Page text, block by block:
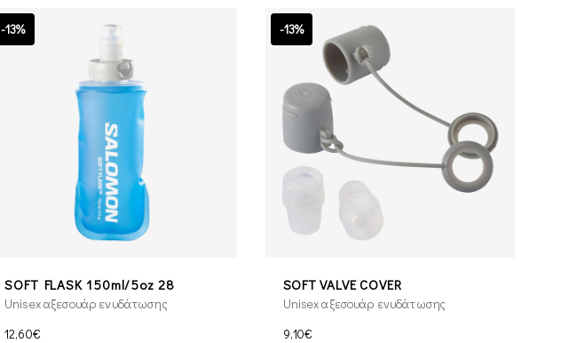
-13%
SOFT FLASK 150ml/5oz 28
Unisex αξεσουάρ ενυδάτωσης
12,60€
-13%
SOFT VALVE COVER
Unisex αξεσουάρ ενυδάτωσης
9,10€